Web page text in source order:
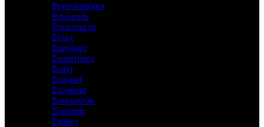
Ρεγουλατόροι
Ρουλεμάν
Ρουμπινέτα
Σέλες
Σιαγώνες
Σιγαστήρες
Σταντ
Σταυροί
Στεφάνια
Συνεμπλόκ
Σύρματα
Σχάρες